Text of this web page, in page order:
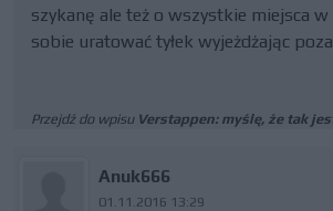
szykanę ale też o wszystkie miejsca
sobie uratować tyłek wyjeżdżając
Przejdź do wpisu Verstappen: myślę, że tak
Anuk666
01.11.2016 13:29